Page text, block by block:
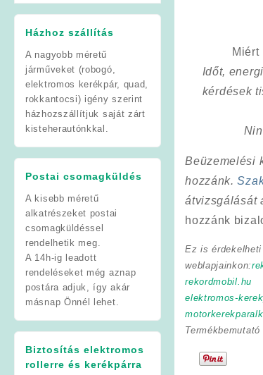
Házhoz szállítás
A nagyobb méretű
járműveket (robogó,
elektromos kerékpár, quad,
rokkantocsi) igény szerint
házhozszállítjuk saját zárt
kisteherautónkkal.
Postai csomagküldés
A kisebb méretű
alkatrészeket postai
csomagküldéssel
rendelhetik meg.
A 14h-ig leadott
rendeléseket még aznap
postára adjuk, így akár
másnap Önnél lehet.
Biztosítás elektromos
rollerre és kerékpárra
Miért
Időt,
kérdések
Beüzemelési
hozzánk.
átvizsgálását
hozzánk
Ez is
weblapjainkon:
rekordmobil.hu
elektromos-